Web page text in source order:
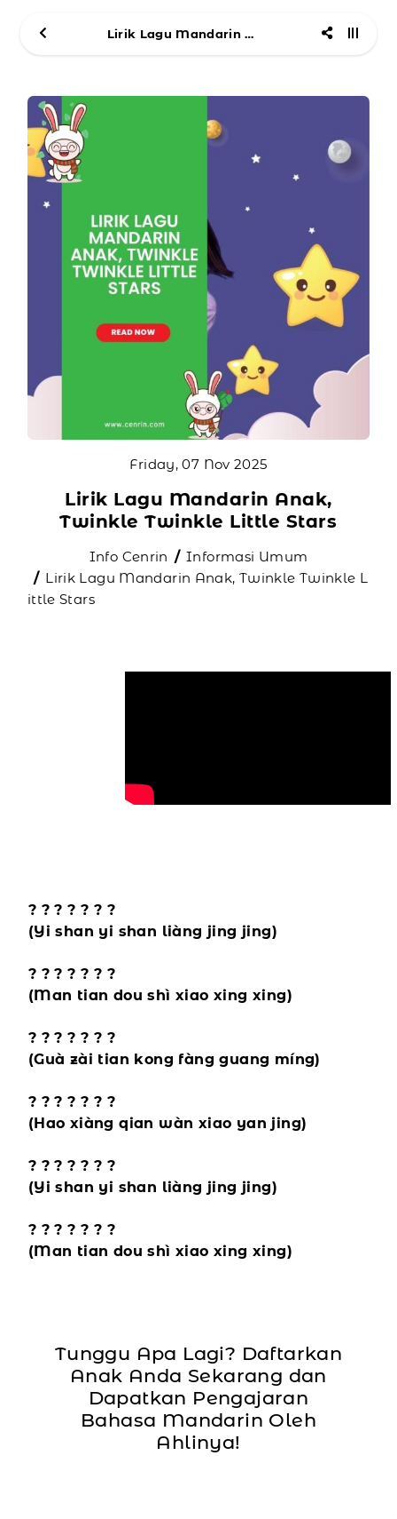
Lirik Lagu Mandarin Anak, Twinkle Twinkle Little Stars
Friday, 07 Nov 2025
Lirik Lagu Mandarin Anak,
Twinkle Twinkle Little Stars
Info Cenrin
Informasi Umum
Lirik Lagu Mandarin Anak, Twinkle Twinkle L
ittle Stars
? ? ? ? ? ? ?
(Yi shan yi shan liàng jing jing)
? ? ? ? ? ? ?
(Man tian dou shì xiao xing xing)
? ? ? ? ? ? ?
(Guà zài tian kong fàng guang míng)
? ? ? ? ? ? ?
(Hao xiàng qian wàn xiao yan jing)
? ? ? ? ? ? ?
(Yi shan yi shan liàng jing jing)
? ? ? ? ? ? ?
(Man tian dou shì xiao xing xing)
Tunggu Apa Lagi? Daftarkan
Anak Anda Sekarang dan
Dapatkan Pengajaran
Bahasa Mandarin Oleh
Ahlinya!